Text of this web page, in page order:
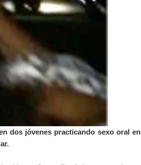
dos jóvenes practicando sexo oral en